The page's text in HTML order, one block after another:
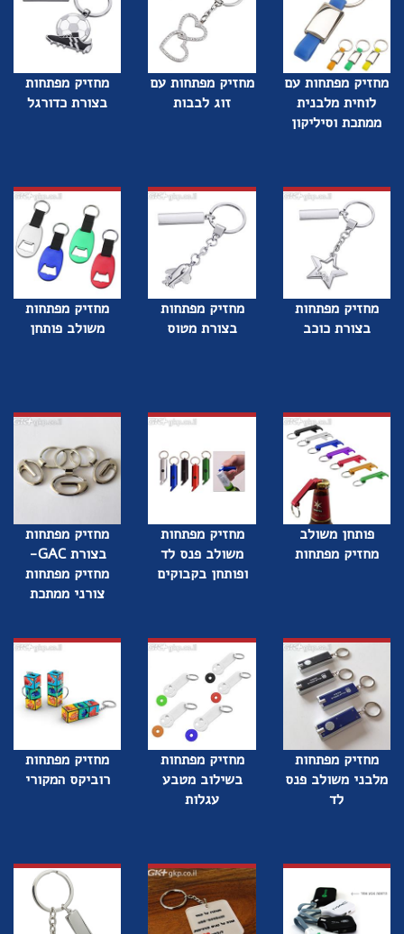
מחזיק מפתחות עם
לוחית מלבנית
ממתכת וסיליקון
מחזיק מפתחות עם
זוג לבבות
מחזיק מפתחות
בצורת כדורגל
מחזיק מפתחות
בצורת כוכב
מחזיק מפתחות
בצורת מטוס
מחזיק מפתחות
משולב פותחן
פותחן משולב
מחזיק מפתחות
מחזיק מפתחות
משולב פנס לד
ופותחן בקבוקים
מחזיק מפתחות
בצורת GAC-
מחזיק מפתחות
צורני ממתכת
מחזיק מפתחות
מלבני משולב פנס
לד
מחזיק מפתחות
בשילוב מטבע
עגלות
מחזיק מפתחות
רוביקס המקורי